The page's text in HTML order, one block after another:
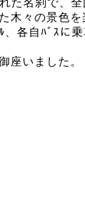
た名刹で、
木々の景色
各自ﾊﾞｽに
座いました。